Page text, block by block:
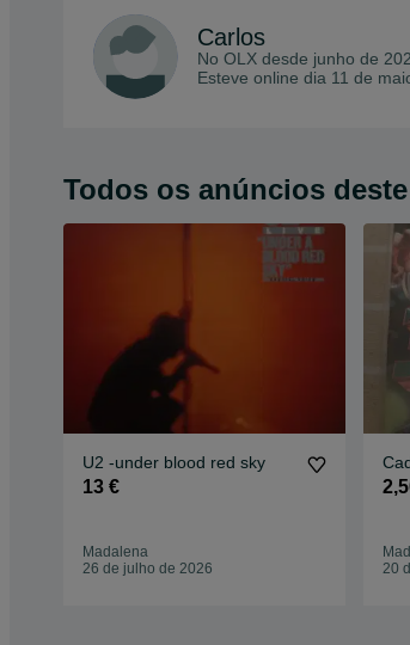
Carlos
No OLX desde junho de
Esteve online dia 11 de
Todos os anúncios
U2 -under blood red sky
13 €
Madalena
26 de julho de 2026
20